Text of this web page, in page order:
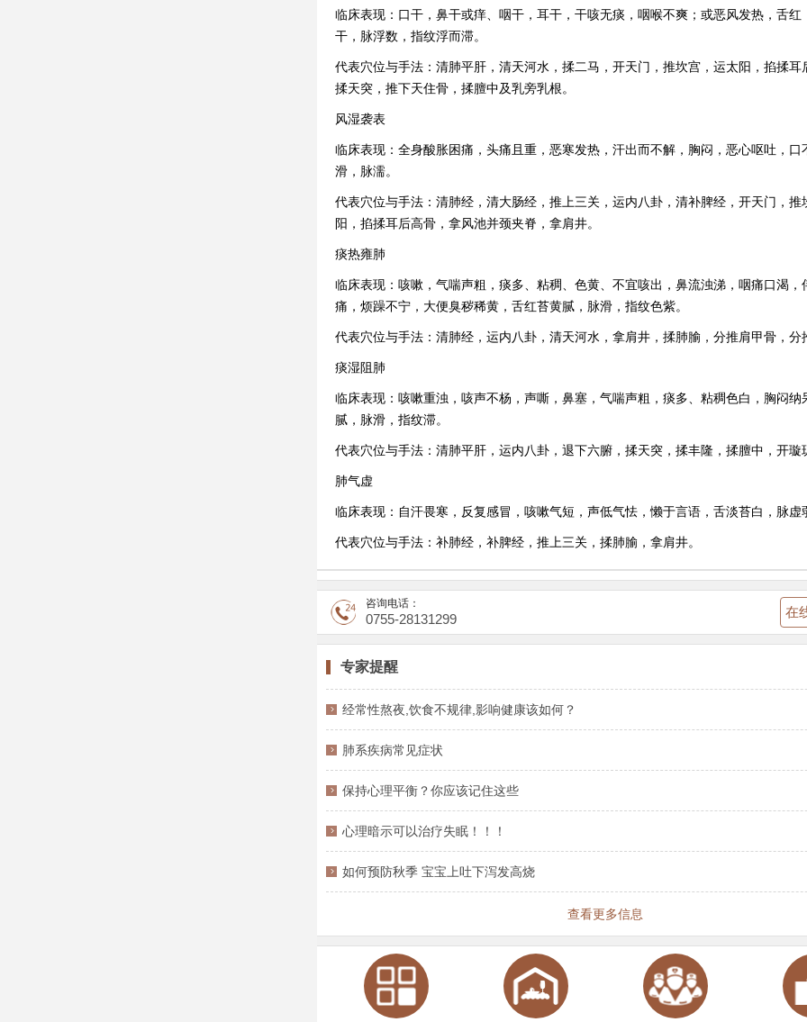
临床表现：口干，鼻干或痒、咽干，耳干，干咳无痰，咽喉不爽；或恶风发热，舌红
干，脉浮数，指纹浮而滞。
代表穴位与手法：清肺平肝，清天河水，揉二马，开天门，推坎宫，运太阳，掐揉耳
揉天突，推下天住骨，揉膻中及乳旁乳根。
风湿袭表
临床表现：全身酸胀困痛，头痛且重，恶寒发热，汗出而不解，胸闷，恶心呕吐，口
滑，脉濡。
代表穴位与手法：清肺经，清大肠经，推上三关，运内八卦，清补脾经，开天门，推
阳，掐揉耳后高骨，拿风池并颈夹脊，拿肩井。
痰热雍肺
临床表现：咳嗽，气喘声粗，痰多、粘稠、色黄、不宜咳出，鼻流浊涕，咽痛口渴，
痛，烦躁不宁，大便臭秽稀黄，舌红苔黄腻，脉滑，指纹色紫。
代表穴位与手法：清肺经，运内八卦，清天河水，拿肩井，揉肺腧，分推肩甲骨，分
痰湿阻肺
临床表现：咳嗽重浊，咳声不杨，声嘶，鼻塞，气喘声粗，痰多、粘稠色白，胸闷纳
腻，脉滑，指纹滞。
代表穴位与手法：清肺平肝，运内八卦，退下六腑，揉天突，揉丰隆，揉膻中，开璇
肺气虚
临床表现：自汗畏寒，反复感冒，咳嗽气短，声低气怯，懒于言语，舌淡苔白，脉虚
代表穴位与手法：补肺经，补脾经，推上三关，揉肺腧，拿肩井。
咨询电话：
0755-28131299 在
专家提醒
经常性熬夜,饮食不规律,影响健康该如何？
肺系疾病常见症状
保持心理平衡？你应该记住这些
心理暗示可以治疗失眠！！！
如何预防秋季 宝宝上吐下泻发高烧
查看更多信息